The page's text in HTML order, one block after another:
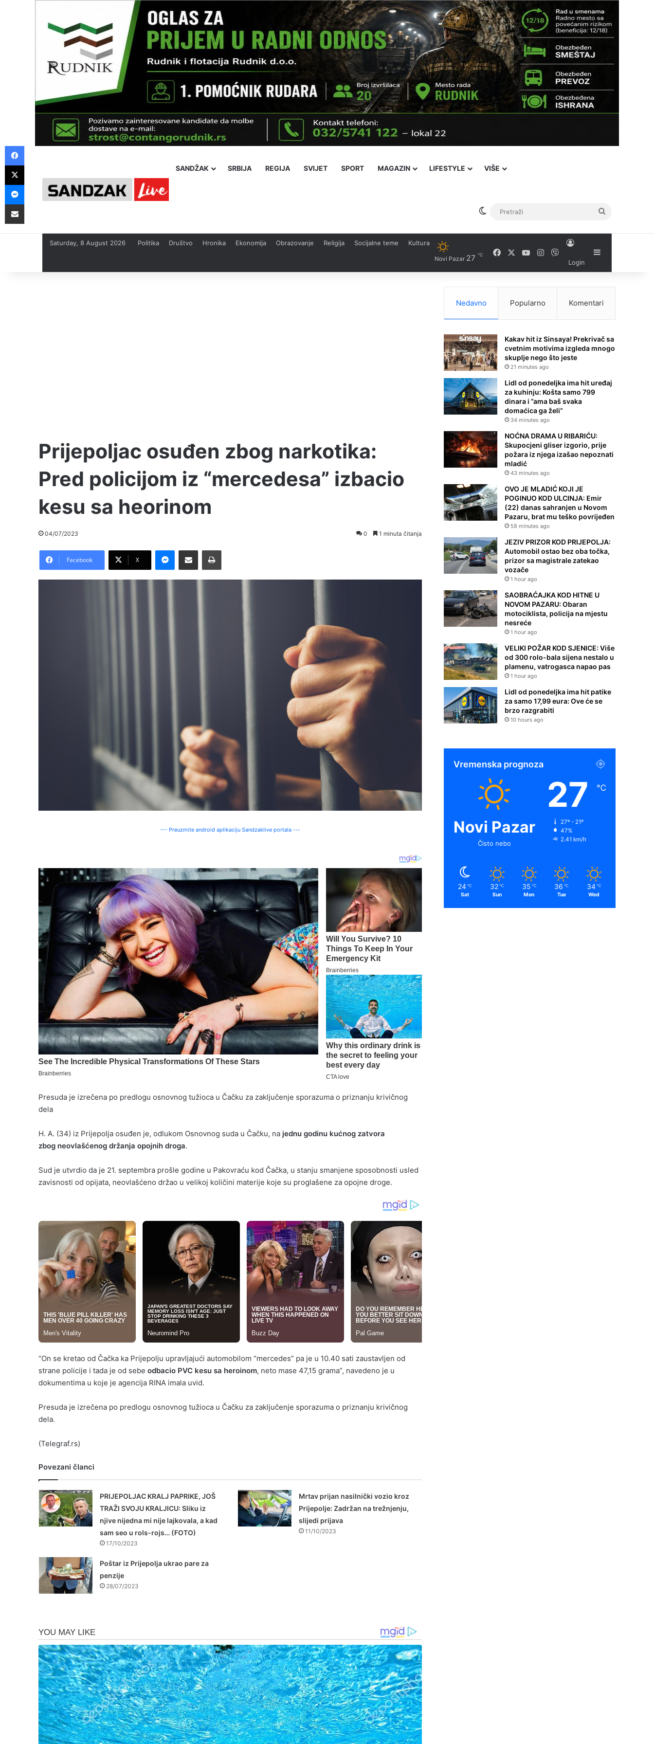
SANDŽAK SRBIJA REGIJA SVIJET SPORT MAGAZIN LIFESTYLE VIŠE
Switch skin
Saturday, 8 August 2026 Politika Društvo Hronika Ekonomija Obrazovanje Religija Socijalne teme Kultura
Novi Pazar 27 ℃ FacebookYouTubeInstagram
Login
Sidebar
Prijepoljac osuđen zbog narkotika:
Pred policijom iz “mercedesa” izbacio
kesu sa heorinom
04/07/2023 0 1 minuta čitanja
Facebook X
Messenger
Pošalji preko E-Maila Printaj
--- Preuzmite android aplikaciju Sandzaklive portala ---
Presuda je izrečena po predlogu osnovnog tužioca u Čačku za zaključenje sporazuma o priznanju krivičnog
dela
H. A. (34) iz Prijepolja osuđen je, odlukom Osnovnog suda u Čačku, na jednu godinu kućnog zatvora
zbog neovlašćenog držanja opojnih droga.
Sud je utvrdio da je 21. septembra prošle godine u Pakovraću kod Čačka, u stanju smanjene sposobnosti usled
zavisnosti od opijata, neovlašćeno držao u velikoj količini materije koje su proglašene za opojne droge.
“On se kretao od Čačka ka Prijepolju upravljajući automobilom “mercedes” pa je u 10.40 sati zaustavljen od
strane policije i tada je od sebe odbacio PVC kesu sa heroinom, neto mase 47,15 grama”, navedeno je u
dokumentima u koje je agencija RINA imala uvid.
Presuda je izrečena po predlogu osnovnog tužioca u Čačku za zaključenje sporazuma o priznanju krivičnog
dela.
(Telegraf.rs)
Povezani članci
PRIJEPOLJAC KRALJ PAPRIKE, JOŠ
TRAŽI SVOJU KRALJICU: Sliku iz
njive nijedna mi nije lajkovala, a kad
sam seo u rols-rojs… (FOTO)
17/10/2023
Mrtav prijan nasilnički vozio kroz
Prijepolje: Zadržan na trežnjenju,
slijedi prijava
11/10/2023
Poštar iz Prijepolja ukrao pare za
penzije
28/07/2023
Nedavno Popularno Komentari
Kakav hit iz Sinsaya! Prekrivač sa
cvetnim motivima izgleda mnogo
skuplje nego što jeste
21 minutes ago
Lidl od ponedeljka ima hit uređaj
za kuhinju: Košta samo 799
dinara i ”ama baš svaka
domaćica ga želi”
34 minutes ago
NOĆNA DRAMA U RIBARIĆU:
Skupocjeni gliser izgorio, prije
požara iz njega izašao nepoznati
mladić
43 minutes ago
OVO JE MLADIĆ KOJI JE
POGINUO KOD ULCINJA: Emir
(22) danas sahranjen u Novom
Pazaru, brat mu teško povrijeđen
58 minutes ago
JEZIV PRIZOR KOD PRIJEPOLJA:
Automobil ostao bez oba točka,
prizor sa magistrale zatekao
vozače
1 hour ago
SAOBRAĆAJKA KOD HITNE U
NOVOM PAZARU: Obaran
motociklista, policija na mjestu
nesreće
1 hour ago
VELIKI POŽAR KOD SJENICE: Više
od 300 rolo-bala sijena nestalo u
plamenu, vatrogasca napao pas
1 hour ago
Lidl od ponedeljka ima hit patike
za samo 17,99 eura: Ove će se
brzo razgrabiti
10 hours ago
Vremenska prognoza
Novi Pazar
Čisto nebo
27 ℃
27º - 21º
47%
2.41 km/h
24 ℃
Sat
32 ℃
Sun
35 ℃
Mon
36 ℃
Tue
34 ℃
Wed
Facebook
X
Messenger
Pošalji preko E-Maila